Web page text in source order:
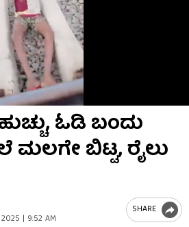
ಓಡಿ ಬಂದು
ಮಲಗೇ ಬಿಟ್ಟ, ರೈಲು
| 9:52 AM
SHARE